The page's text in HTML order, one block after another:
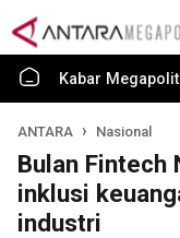
Kabar
ANTARA Nasional
Bulan Fintech
inklusi
industri